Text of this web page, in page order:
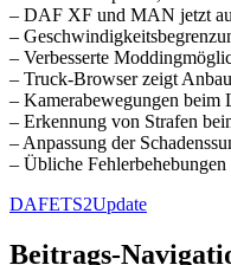
– DAF XF und MAN jetzt
–
– Verbesserte
– Truck-Browser zeigt
– Kamerabewegungen beim
– Erkennung von Strafen
– Anpassung der
– Übliche
DAFETS2Update
Beitrags-